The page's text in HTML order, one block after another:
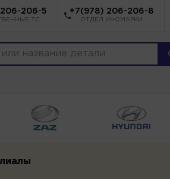
206-5
ТС
+7(978) 206-206-8
ОТДЕЛ ИНОМАРКИ